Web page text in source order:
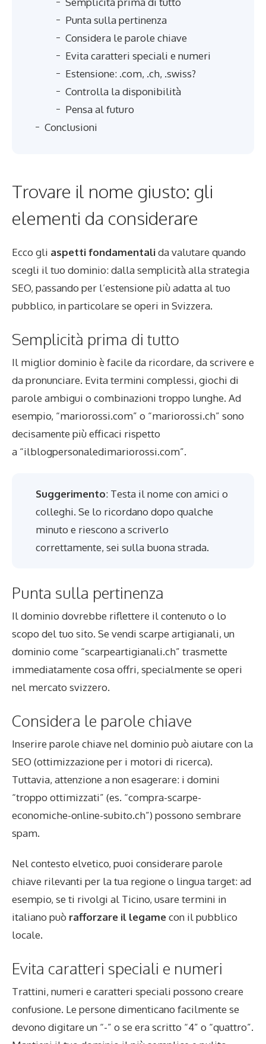
Punta sulla pertinenza
Considera le parole chiave
Evita caratteri speciali e numeri
Estensione: .com, .ch, .swiss?
Controlla la disponibilità
Pensa al futuro
Conclusioni
Trovare il nome giusto: gli
elementi da considerare
Ecco gli aspetti fondamentalida valutare quando
scegli il tuo dominio: dalla semplicità alla strategia
SEO, passando per l’estensione più adatta al tuo
pubblico, in particolare se operi in Svizzera.
Semplicità prima di tutto
Il miglior dominio è facile da ricordare, da scrivere e
da pronunciare. Evita termini complessi, giochi di
parole ambigui o combinazioni troppo lunghe. Ad
esempio, “mariorossi.com” o “mariorossi.ch” sono
decisamente più efficaci rispetto
a “ilblogpersonaledimariorossi.com”.
Suggerimento: Testa il nome con amici o
colleghi. Se lo ricordano dopo qualche
minuto e riescono a scriverlo
correttamente, sei sulla buona strada.
Punta sulla pertinenza
Il dominio dovrebbe riflettere il contenuto o lo
scopo del tuo sito. Se vendi scarpe artigianali, un
dominio come “scarpeartigianali.ch” trasmette
immediatamente cosa offri, specialmente se operi
nel mercato svizzero.
Considera le parole chiave
Inserire parole chiave nel dominio può aiutare con la
SEO (ottimizzazione per i motori di ricerca).
Tuttavia, attenzione a non esagerare: i domini
“troppo ottimizzati” (es. “compra-scarpe-
economiche-online-subito.ch”) possono sembrare
spam.
Nel contesto elvetico, puoi considerare parole
chiave rilevanti per la tua regione o lingua target: ad
esempio, se ti rivolgi al Ticino, usare termini in
italiano può rafforzare il legamecon il pubblico
locale.
Evita caratteri speciali e numeri
Trattini, numeri e caratteri speciali possono creare
confusione. Le persone dimenticano facilmente se
devono digitare un “-” o se era scritto “4” o “quattro”.